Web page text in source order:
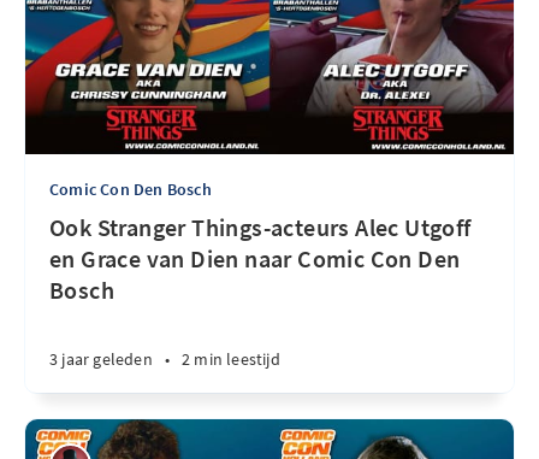
Comic Con Den Bosch
Ook Stranger Things-acteurs Alec Utgoff
en Grace van Dien naar Comic Con Den
Bosch
3 jaar geleden • 2 min leestijd